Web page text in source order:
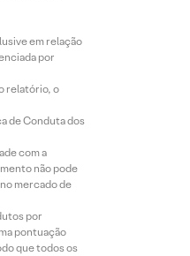
em relação
por
relatório, o
de Conduta dos
com a
não pode
mercado de
por
pontuação
que todos os